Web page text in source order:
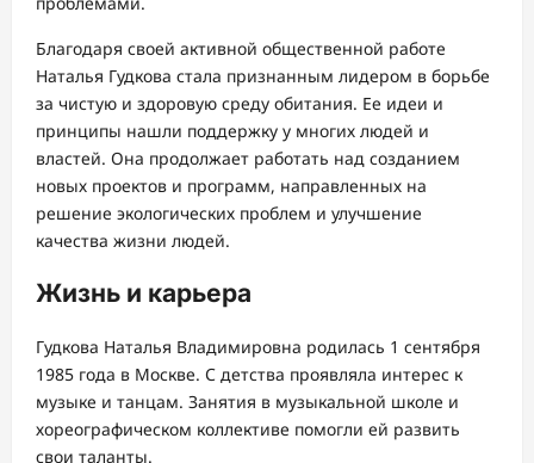
Благодаря своей активной общественной работе
Наталья Гудкова стала признанным лидером в борьбе
за чистую и здоровую среду обитания. Ее идеи и
принципы нашли поддержку у многих людей и
властей. Она продолжает работать над созданием
новых проектов и программ, направленных на
решение экологических проблем и улучшение
качества жизни людей.
Жизнь и карьера
Гудкова Наталья Владимировна родилась 1 сентября
1985 года в Москве. С детства проявляла интерес к
музыке и танцам. Занятия в музыкальной школе и
хореографическом коллективе помогли ей развить
свои таланты.